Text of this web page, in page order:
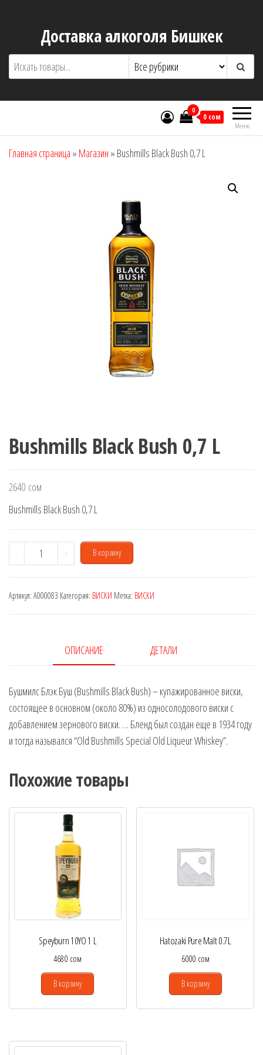
содержимомуДоставка алкоголя Бишкек
Меню
0
0 сом
Главная страница » Магазин » Bushmills Black Bush 0,7 L
Bushmills Black Bush 0,7 L
2640 сом
Bushmills Black Bush 0,7 L
-
Количество
товара
Black
+ В корзину
Артикул: A000083 Категория: ВИСКИ Метка: ВИСКИ
ОПИСАНИЕ ДЕТАЛИ
Бушмилс Блэк Буш (Bushmills Black Bush) – купажированное виски,
состоящее в основном (около 80%) из односолодового виски с
добавлением зернового виски. … Бленд был создан еще в 1934 году
и тогда назывался “Old Bushmills Special Old Liqueur Whiskey”.
Похожие товары
Speyburn 10YO 1 L
4680 сом
В корзину
Hatozaki Pure Malt 0.7L
6000 сом
В корзину